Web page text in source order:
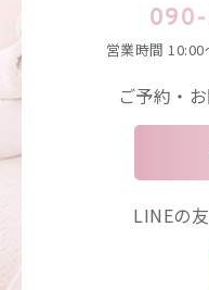
営業時間10:00
ご予約・
LINEの